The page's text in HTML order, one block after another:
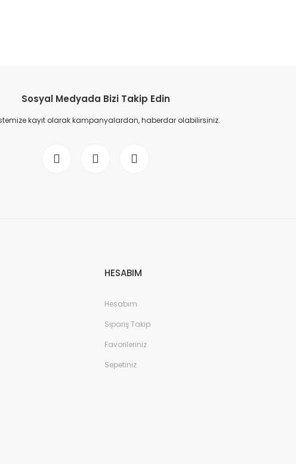
Sosyal Medyada Bizi Takip Edin
kayıt olarak kampanyalardan, haberdar olabilirsiniz.
HESABIM
Hesabım
Sipariş Takip
Favorileriniz
Sepetiniz